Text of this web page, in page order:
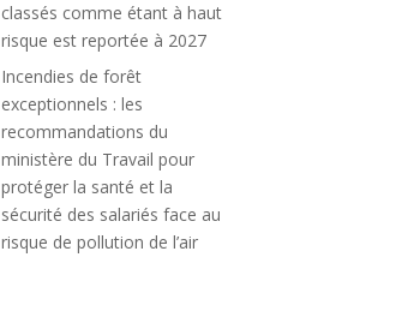
classés comme étant à haut
risque est reportée à 2027
Incendies de forêt
exceptionnels : les
recommandations du
ministère du Travail pour
protéger la santé et la
sécurité des salariés face au
risque de pollution de l’air